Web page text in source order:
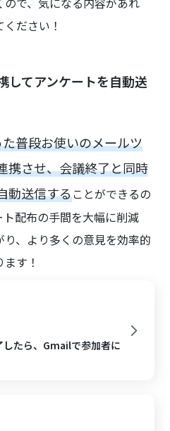
ださい！
してアンケートを自動送
普段お使いのメールツ
携させ、会議終了と同時
動送信することができるの
配布の手間を大幅に削減
、より多くの意見を効率的
す！
たら、Gmailで参加者に